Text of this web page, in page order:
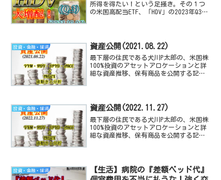
所得を得たい！という足掻き。その１つ
の米国高配当ETF、「HDV」の2023年Q3の
投資・金融・経済 資産公開(2021.08.22)
最下層の住民である犬川P太郎の、米国株
100%投資のアセットアロケーションと詳
細な資産推移、保有商品を公開する記事
投資・金融・経済 資産公開(2022.11.27)
最下層の住民である犬川P太郎の、米国株
100%投資のアセットアロケーションと詳
細な資産推移、保有商品を公開する記事
投資・金融・経済
【生活】病院の『差額ベッド代』